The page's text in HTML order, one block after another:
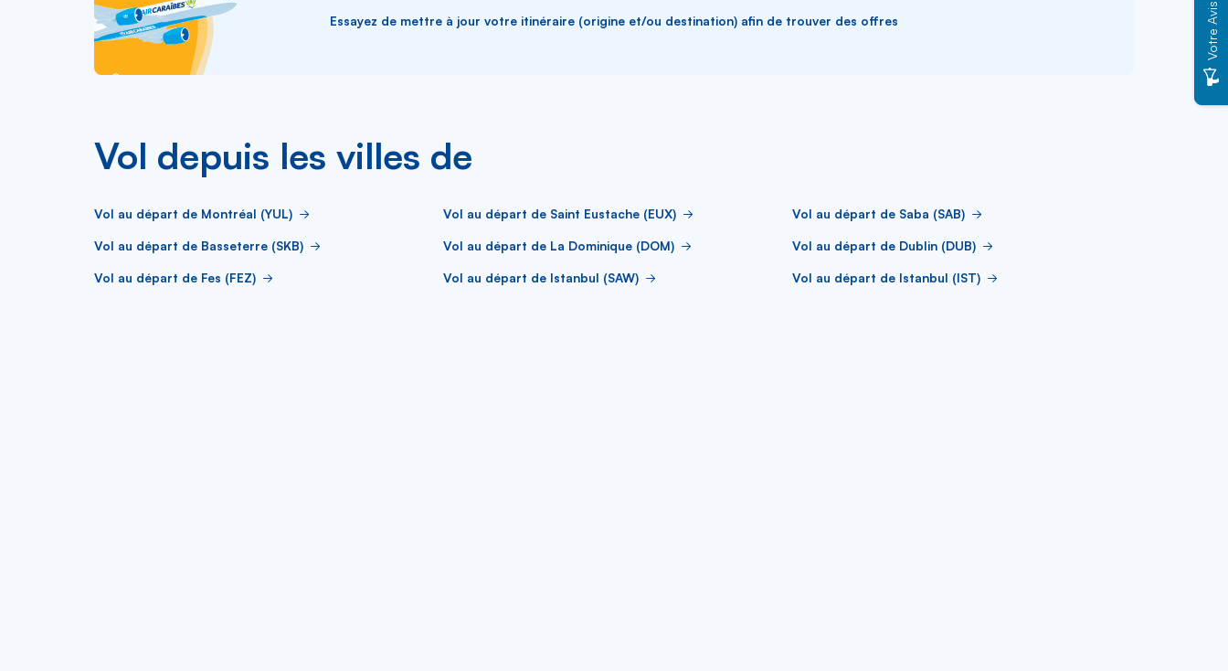
Essayez de mettre à jour votre itinéraire (origine et/ou destination) afin de trouver des offres
Vol depuis les villes de
Vol au départ de Montréal (YUL) Vol au départ de Saint Eustache (EUX) Vol au départ de Saba (SAB)
Vol au départ de Basseterre (SKB) Vol au départ de La Dominique (DOM) Vol au départ de Dublin (DUB)
Vol au départ de Fes (FEZ) Vol au départ de Istanbul (SAW) Vol au départ de Istanbul (IST)
Votre Avis